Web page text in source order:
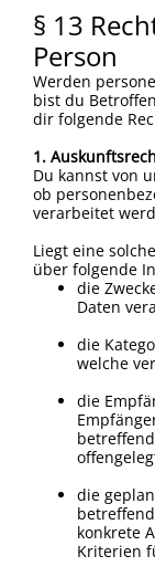
§ 13
Person
Werden
bist du
dir folgende
1.
Du kannst von
ob
verarbeitet
Liegt eine
über folgende
die
Daten
die
welche
die
die
konkrete
Kriterien